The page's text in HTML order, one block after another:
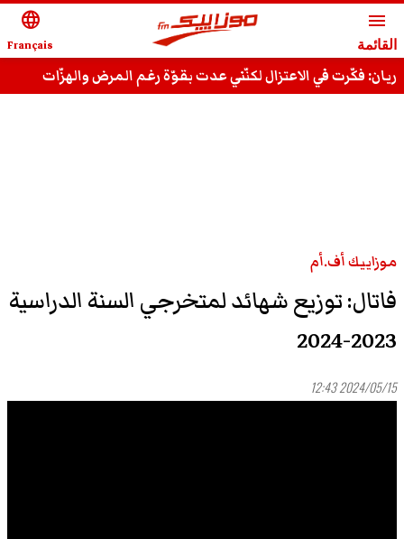
menu
القائمة
language
Français
ريان: فكّرت في الاعتزال لكنّني عدت بقوّة رغم المرض والهزّات
موزاييك أف.أم
فاتال: توزيع شهائد لمتخرجي السنة الدراسية
2023-2024
2024/05/15 12:43